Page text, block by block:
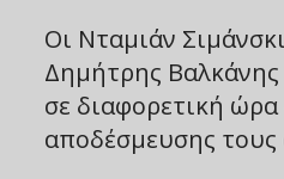
Οι Νταμιάν
Δημήτρης Βαλκάνης
σε διαφορετική
αποδέσμευσης